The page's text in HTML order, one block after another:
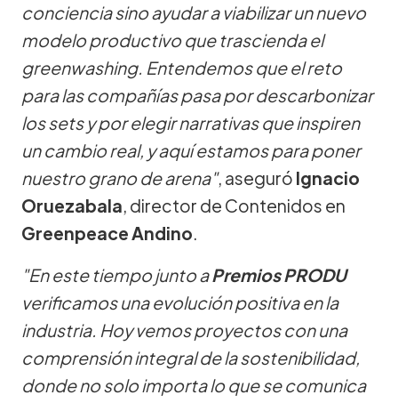
conciencia sino ayudar a viabilizar un nuevo
modelo productivo que trascienda el
greenwashing. Entendemos que el reto
para las compañías pasa por descarbonizar
los sets y por elegir narrativas que inspiren
un cambio real, y aquí estamos para poner
nuestro grano de arena", aseguró Ignacio
Oruezabala, director de Contenidos en
Greenpeace Andino.
"En este tiempo junto aPremios PRODU
verificamos una evolución positiva en la
industria. Hoy vemos proyectos con una
comprensión integral de la sostenibilidad,
donde no solo importa lo que se comunica